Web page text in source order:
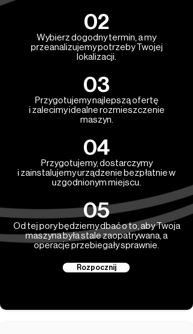
02
Wybierz dogodny termin, a my
przeanalizujemy potrzeby Twojej
lokalizacji.
03
Przygotujemy najlepszą ofertę
i zalecimy idealne rozmieszczenie
maszyn.
04
Przygotujemy, dostarczymy
i zainstalujemy urządzenie bezpłatnie w
uzgodnionym miejscu.
05
Od tej pory będziemy dbać o to, aby Twoja
maszyna była stale zaopatrywana, a
operacje przebiegały sprawnie.
Rozpocznij